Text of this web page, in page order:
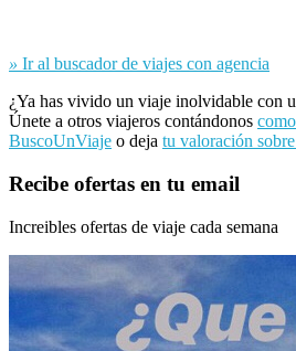
» Ir al buscador de viajes con agencia
¿Ya has vivido un viaje inolvidable con
Únete a otros viajeros contándonos
BuscoUnViaje o deja tu valoración
Recibe ofertas en tu email
Increibles ofertas de viaje cada semana